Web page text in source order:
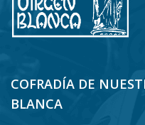
COFRADÍA DE
BLANCA